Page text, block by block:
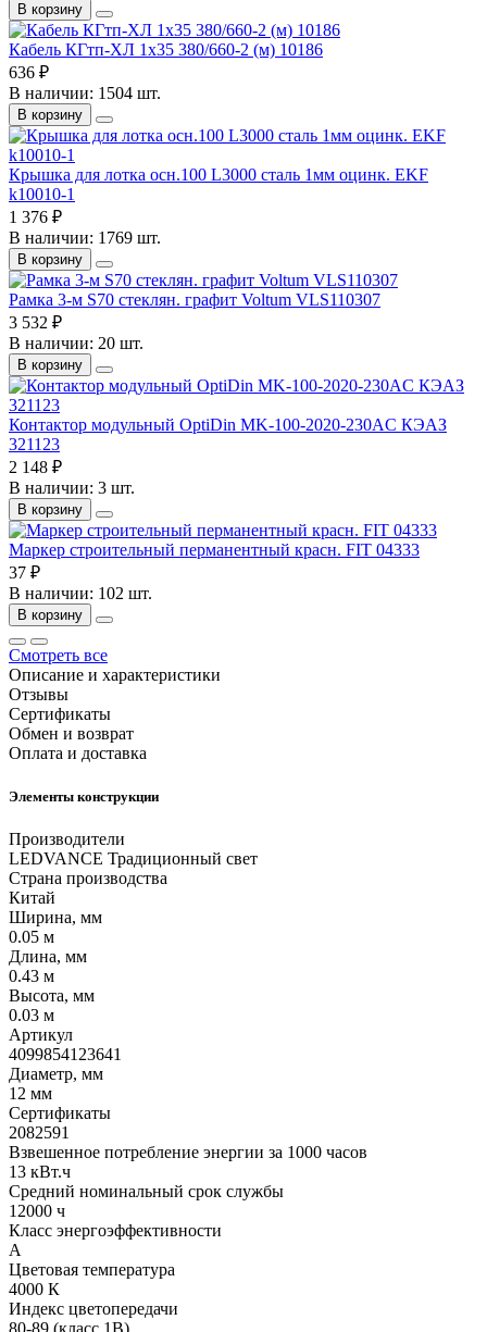
В корзину
Кабель КГтп-ХЛ 1х35 380/660-2 (м) 10186
636 ₽
В наличии: 1504 шт.
В корзину
Крышка для лотка осн.100 L3000 сталь 1мм оцинк. EKF
k10010-1
1 376 ₽
В наличии: 1769 шт.
В корзину
Рамка 3-м S70 стеклян. графит Voltum VLS110307
3 532 ₽
В наличии: 20 шт.
В корзину
Контактор модульный OptiDin MK-100-2020-230AC КЭАЗ
321123
2 148 ₽
В наличии: 3 шт.
В корзину
Маркер строительный перманентный красн. FIT 04333
37 ₽
В наличии: 102 шт.
В корзину
Смотреть все
Описание и характеристики
Отзывы
Сертификаты
Обмен и возврат
Оплата и доставка
Элементы конструкции
Производители
LEDVANCE Традиционный свет
Страна производства
Китай
Ширина, мм
0.05 м
Длина, мм
0.43 м
Высота, мм
0.03 м
Артикул
4099854123641
Диаметр, мм
12 мм
Сертификаты
2082591
Взвешенное потребление энергии за 1000 часов
13 кВт.ч
Средний номинальный срок службы
12000 ч
Класс энергоэффективности
A
Цветовая температура
4000 К
Индекс цветопередачи
80-89 (класс 1В)